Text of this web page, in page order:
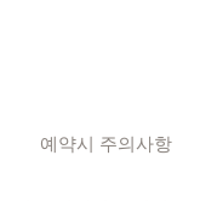
예약시 주의사항